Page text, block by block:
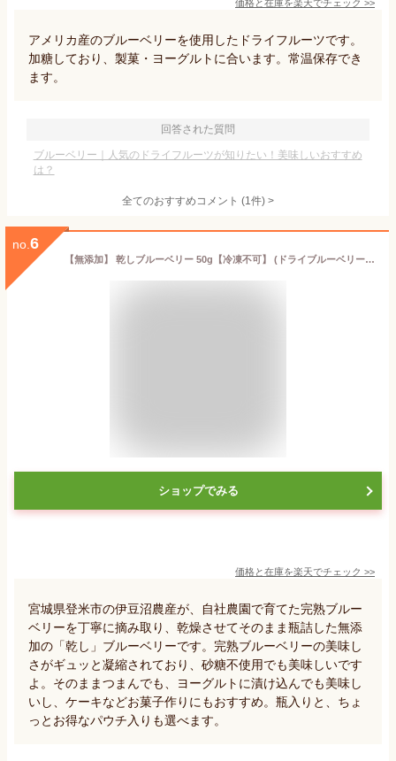
価格と在庫を楽天でチェック >>
アメリカ産のブルーベリーを使用したドライフルーツです。
加糖しており、製菓・ヨーグルトに合います。常温保存でき
ます。
回答された質問
ブルーベリー｜人気のドライフルーツが知りたい！美味しいおすすめ
は？
全てのおすすめコメント (1件) >
no. 6
【無添加】 乾しブルーベリー 50g【冷凍不可】 (ドライブルーベリー 干しブルーベリー 乾燥ブルーベリー ドライフルーツ 果物 砂糖不使用 添加物不使用 小容量 少なめ 瓶詰め 製菓材料 常温 お取り寄せ 国産 宮城県産 登米市 くんぺる 東北)
ショップでみる
価格と在庫を楽天でチェック >>
宮城県登米市の伊豆沼農産が、自社農園で育てた完熟ブルー
ベリーを丁寧に摘み取り、乾燥させてそのまま瓶詰した無添
加の「乾し」ブルーベリーです。完熟ブルーベリーの美味し
さがギュッと凝縮されており、砂糖不使用でも美味しいです
よ。そのままつまんでも、ヨーグルトに漬け込んでも美味し
いし、ケーキなどお菓子作りにもおすすめ。瓶入りと、ちょ
っとお得なパウチ入りも選べます。